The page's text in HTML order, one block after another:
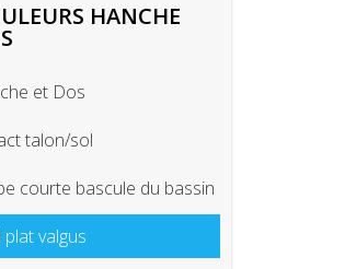
HANCHE
et Dos
talon/sol
courte bascule du bassin
plat valgus